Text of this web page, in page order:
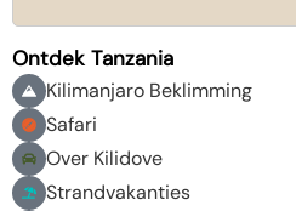
Ontdek Tanzania
Kilimanjaro Beklimming
Safari
Over Kilidove
Strandvakanties